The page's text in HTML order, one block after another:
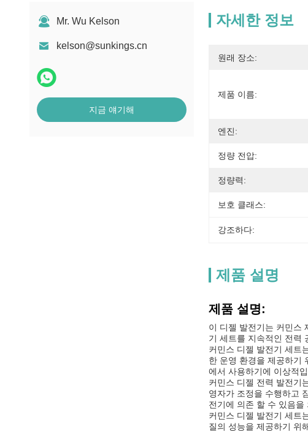
Mr. Wu Kelson
kelson@sunkings.cn
지금 얘기해
자세한 정보
원래 장소:
제품 이름:
엔진:
정량 전압:
정량력:
보호 클래스:
강조하다:
제품 설명
제품 설명:
이 디젤 발전기는 커민스
기 세트를 지속적인 전력
커민스 디젤 발전기 세트
한 운영 환경을 제공하기
에서 사용하기에 이상적입
커민스 디젤 전력 발전기
영자가 조정을 수행하고
전기에 의존 할 수 있음을
커민스 디젤 발전기 세트
질의 성능을 제공하기 위